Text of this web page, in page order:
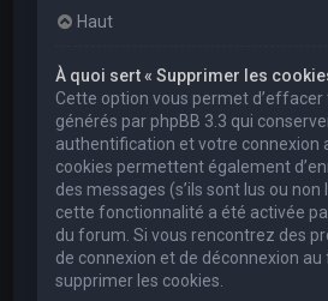
Haut
À quoi sert « Supprimer les
Cette option vous permet d’effacer
générés par phpBB 3.3 qui
authentification et votre connexion
cookies permettent également
des messages (s’ils sont lus ou non
cette fonctionnalité a été activée
du forum. Si vous rencontrez des
de connexion et de déconnexion
supprimer les cookies.